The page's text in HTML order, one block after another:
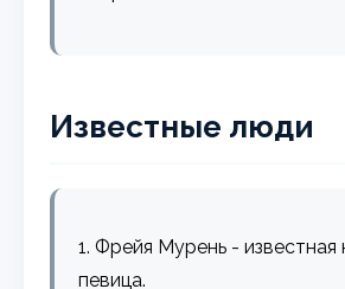
Известные люди
1. Фрейя Мурень - известная
певица.